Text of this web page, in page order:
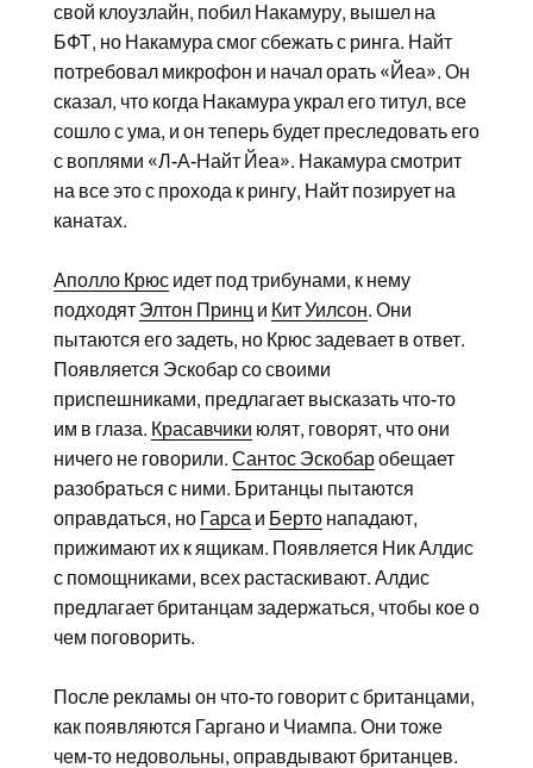
свой клоузлайн, побил Накамуру, вышел на
БФТ, но Накамура смог сбежать с ринга. Найт
потребовал микрофон и начал орать «Йеа». Он
сказал, что когда Накамура украл его титул, все
сошло с ума, и он теперь будет преследовать его
с воплями «Л-А-Найт Йеа». Накамура смотрит
на все это с прохода к рингу, Найт позирует на
канатах.
Аполло Крюсидет под трибунами, к нему
подходят Элтон Принц и Кит Уилсон. Они
пытаются его задеть, но Крюс задевает в ответ.
Появляется Эскобар со своими
приспешниками, предлагает высказать что-то
им в глаза. Красавчики юлят, говорят, что они
ничего не говорили. Сантос Эскобаробещает
разобраться с ними. Британцы пытаются
оправдаться, но Гарса и Бертонападают,
прижимают их к ящикам. Появляется Ник Алдис
с помощниками, всех растаскивают. Алдис
предлагает британцам задержаться, чтобы кое о
чем поговорить.
После рекламы он что-то говорит с британцами,
как появляются Гаргано и Чиампа. Они тоже
чем-то недовольны, оправдывают британцев.